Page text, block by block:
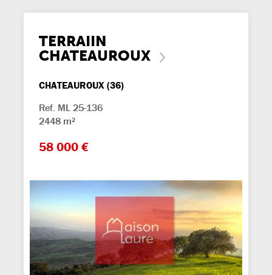
TERRAIIN
CHATEAUROUX
CHATEAUROUX (36)
Ref. ML 25-136
2448 m²
58 000 €